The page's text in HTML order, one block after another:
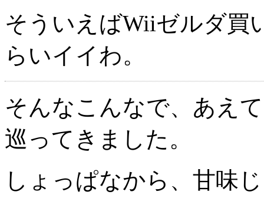
そういえばWiiゼルダ買
らいイイわ。
そんなこんなで、あえ
巡ってきました。
しょっぱなから、甘味